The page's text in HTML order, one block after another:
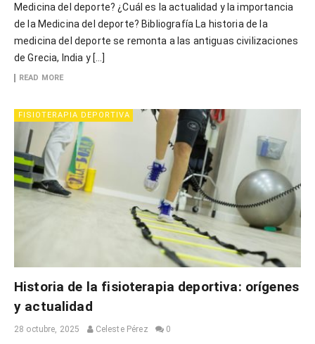
Medicina del deporte? ¿Cuál es la actualidad y la importancia
de la Medicina del deporte? Bibliografía La historia de la
medicina del deporte se remonta a las antiguas civilizaciones
de Grecia, India y […]
READ MORE
FISIOTERAPIA DEPORTIVA
Historia de la fisioterapia deportiva: orígenes
y actualidad
28 octubre, 2025 Celeste Pérez 0